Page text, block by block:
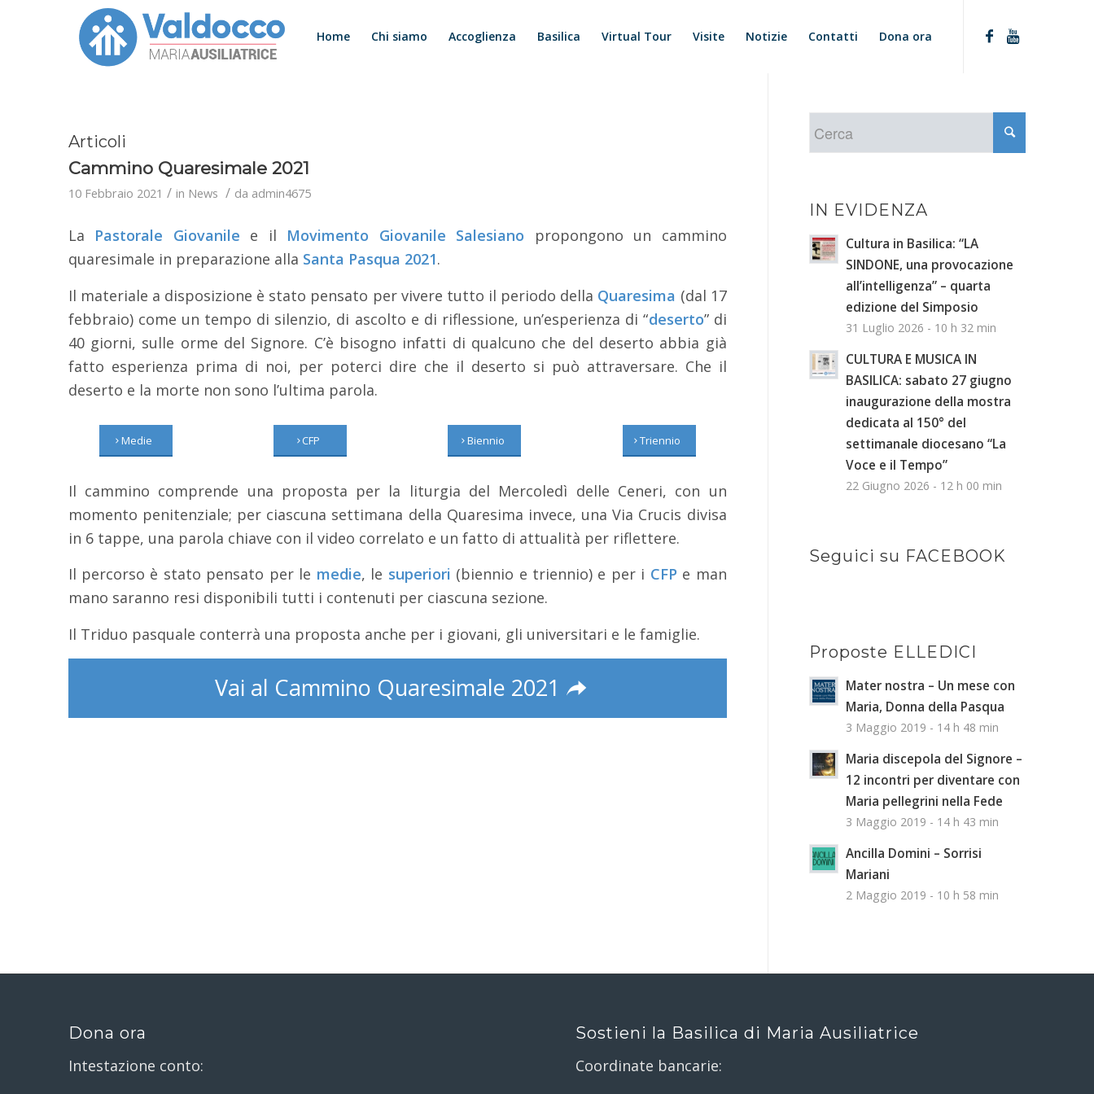
Home Chi siamo Accoglienza Basilica Virtual Tour Visite Notizie Contatti Dona ora
Articoli
Cammino Quaresimale 2021
10 Febbraio 2021 / in News / da admin4675
La Pastorale Giovanile e il Movimento Giovanile Salesiano propongono un cammino
quaresimale in preparazione alla Santa Pasqua 2021.
Il materiale a disposizione è stato pensato per vivere tutto il periodo della Quaresima (dal 17
febbraio) come un tempo di silenzio, di ascolto e di riflessione, un’esperienza di “deserto” di
40 giorni, sulle orme del Signore. C’è bisogno infatti di qualcuno che del deserto abbia già
fatto esperienza prima di noi, per poterci dire che il deserto si può attraversare. Che il
deserto e la morte non sono l’ultima parola.
Medie CFP Biennio Triennio
Il cammino comprende una proposta per la liturgia del Mercoledì delle Ceneri, con un
momento penitenziale; per ciascuna settimana della Quaresima invece, una Via Crucis divisa
in 6 tappe, una parola chiave con il video correlato e un fatto di attualità per riflettere.
Il percorso è stato pensato per le medie, le superiori (biennio e triennio) e per i CFP e man
mano saranno resi disponibili tutti i contenuti per ciascuna sezione.
Il Triduo pasquale conterrà una proposta anche per i giovani, gli universitari e le famiglie.
Vai al Cammino Quaresimale 2021
IN EVIDENZA
Cultura in Basilica: “LA
SINDONE, una provocazione
all’intelligenza” – quarta
edizione del Simposio
31 Luglio 2026 - 10 h 32 min
CULTURA E MUSICA IN
BASILICA: sabato 27 giugno
inaugurazione della mostra
dedicata al 150° del
settimanale diocesano “La
Voce e il Tempo”
22 Giugno 2026 - 12 h 00 min
Seguici su FACEBOOK
Proposte ELLEDICI
Mater nostra – Un mese con
Maria, Donna della Pasqua
3 Maggio 2019 - 14 h 48 min
Maria discepola del Signore –
12 incontri per diventare con
Maria pellegrini nella Fede
3 Maggio 2019 - 14 h 43 min
Ancilla Domini – Sorrisi
Mariani
2 Maggio 2019 - 10 h 58 min
Dona ora
Intestazione conto:
Sostieni la Basilica di Maria Ausiliatrice
Coordinate bancarie: